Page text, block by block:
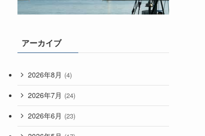
アーカイブ
2026年8月 (4)
2026年7月 (24)
2026年6月 (23)